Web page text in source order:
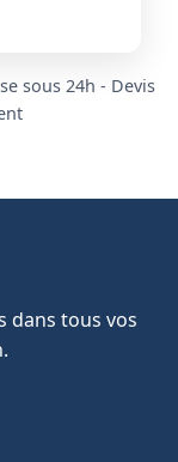
sous 24h - Devis
dans tous vos